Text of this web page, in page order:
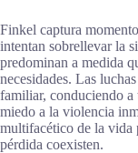
Finkel captura
intentan sobrellevar la
predominan a medida
necesidades. Las
familiar, conduciendo a
miedo a la violencia
multifacético de la vida
pérdida coexisten.